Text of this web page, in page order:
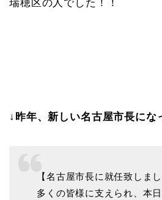
瑞穂区の人でした！！
↓昨年、新しい名古屋市長にな
【名古屋市長に就任致しまし
多くの皆様に支えられ、本